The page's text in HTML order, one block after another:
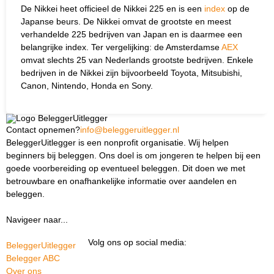
De Nikkei heet officieel de Nikkei 225 en is een index op de
Japanse beurs. De Nikkei omvat de grootste en meest
verhandelde 225 bedrijven van Japan en is daarmee een
belangrijke index. Ter vergelijking: de AmsterdamseAEX
omvat slechts 25 van Nederlands grootste bedrijven. Enkele
bedrijven in de Nikkei zijn bijvoorbeeld Toyota, Mitsubishi,
Canon, Nintendo, Honda en Sony.
Contact opnemen?info@beleggeruitlegger.nl
BeleggerUitlegger is een nonprofit organisatie. Wij helpen
beginners bij beleggen. Ons doel is om jongeren te helpen bij een
goede voorbereiding op eventueel beleggen. Dit doen we met
betrouwbare en onafhankelijke informatie over aandelen en
beleggen.
Navigeer naar...
BeleggerUitlegger
Belegger ABC
Over ons
Volg ons op social media: